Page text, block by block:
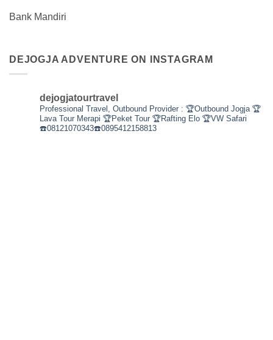
Bank Mandiri
DEJOGJA ADVENTURE ON INSTAGRAM
dejogjatourtravel
Professional Travel, Outbound Provider : 🏆Outbound Jogja 🏆
Lava Tour Merapi 🏆Peket Tour 🏆Rafting Elo 🏆VW Safari
☎️08121070343☎️0895412158813